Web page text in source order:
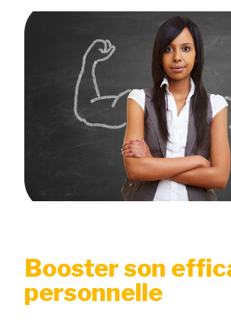
Booster son
personnelle